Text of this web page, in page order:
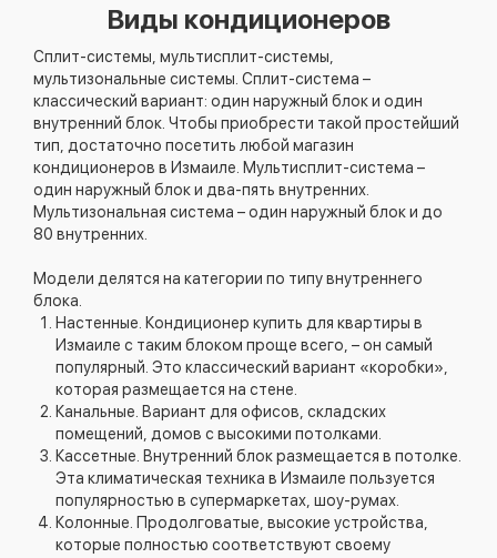
Виды кондиционеров
Сплит-системы, мультисплит-системы,
мультизональные системы. Сплит-система –
классический вариант: один наружный блок и один
внутренний блок. Чтобы приобрести такой простейший
тип, достаточно посетить любой магазин
кондиционеров в Измаиле. Мультисплит-система –
один наружный блок и два-пять внутренних.
Мультизональная система – один наружный блок и до
80 внутренних.
Модели делятся на категории по типу внутреннего
блока.
Настенные. Кондиционер купить для квартиры в
Измаиле с таким блоком проще всего, – он самый
популярный. Это классический вариант «коробки»,
которая размещается на стене.
Канальные. Вариант для офисов, складских
помещений, домов с высокими потолками.
Кассетные. Внутренний блок размещается в потолке.
Эта климатическая техника в Измаиле пользуется
популярностью в супермаркетах, шоу-румах.
Колонные. Продолговатые, высокие устройства,
которые полностью соответствуют своему